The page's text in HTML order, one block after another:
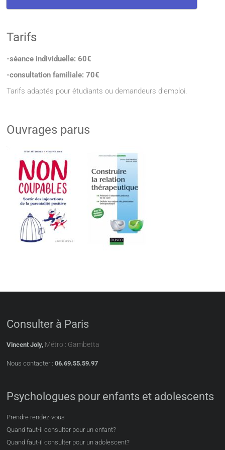
Tarifs
-séance individuelle: 60€
-consultation familiale: 70€
Tarifs adaptés pour étudiants ou demandeurs d’emploi.
Ouvrages parus
Consulter à Paris
Vincent Joly, Métro : Gambetta
Nous contacter : 06.69.55.59.97
Psychologues pour enfants et adolescents
Prendre rendez-vous
Quand faut-il consulter pour un enfant?
Quand faut-il consulter pour un adolescent?